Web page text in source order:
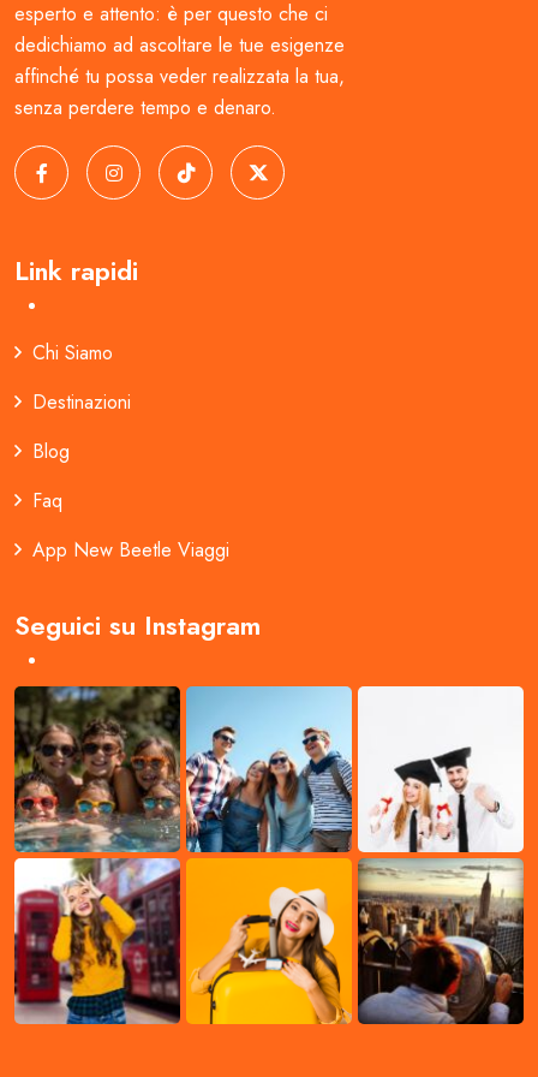
esperto e attento: è per questo che ci
dedichiamo ad ascoltare le tue esigenze
affinché tu possa veder realizzata la tua,
senza perdere tempo e denaro.
Link rapidi
Chi Siamo
Destinazioni
Blog
Faq
App New Beetle Viaggi
Seguici su Instagram